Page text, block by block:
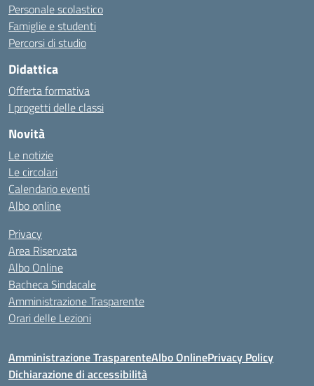
Personale scolastico
Famiglie e studenti
Percorsi di studio
Didattica
Offerta formativa
I progetti delle classi
Novità
Le notizie
Le circolari
Calendario eventi
Albo online
Privacy
Area Riservata
Albo Online
Bacheca Sindacale
Amministrazione Trasparente
Orari delle Lezioni
Amministrazione TrasparenteAlbo OnlinePrivacy Policy
Dichiarazione di accessibilità